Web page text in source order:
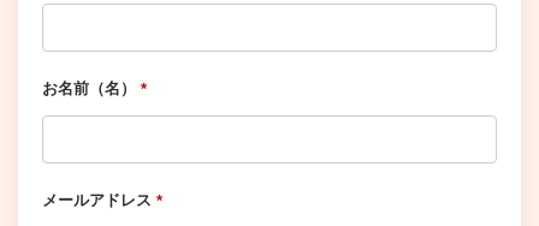
お名前（名） *
メールアドレス *